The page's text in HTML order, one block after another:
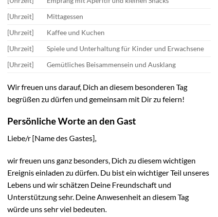
[Uhrzeit]
Mittagessen
[Uhrzeit]
Kaffee und Kuchen
[Uhrzeit]
Spiele und Unterhaltung für Kinder und Erwachsene
[Uhrzeit]
Gemütliches Beisammensein und Ausklang
Wir freuen uns darauf, Dich an diesem besonderen Tag
begrüßen zu dürfen und gemeinsam mit Dir zu feiern!
Persönliche Worte an den Gast
Liebe/r [Name des Gastes],
wir freuen uns ganz besonders, Dich zu diesem wichtigen
Ereignis einladen zu dürfen. Du bist ein wichtiger Teil unseres
Lebens und wir schätzen Deine Freundschaft und
Unterstützung sehr. Deine Anwesenheit an diesem Tag
würde uns sehr viel bedeuten.